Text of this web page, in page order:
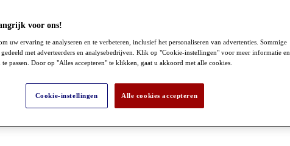
voor ons!
uw ervaring te analyseren en te verbeteren, inclusief het personaliseren van advertenties. Sommige
met adverteerders en analysebedrijven. Klik op "Cookie-instellingen" voor meer informatie en
passen. Door op "Alles accepteren" te klikken, gaat u akkoord met alle cookies.
Cookie-instellingen Alle cookies accepteren